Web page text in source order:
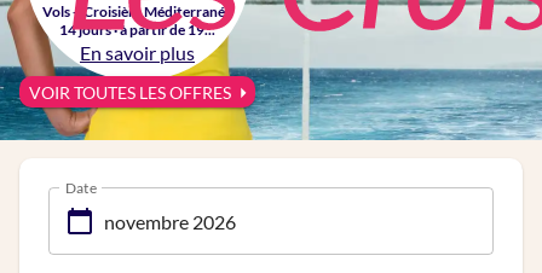
Vols + Croisière Méditerranée
14 jours · à partir de 19...
En savoir plus
VOIR TOUTES LES OFFRES
Date